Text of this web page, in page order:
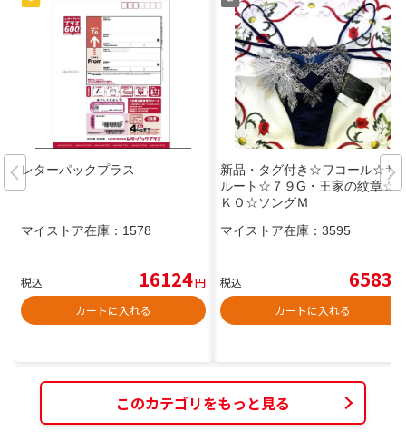
レターパックプラス
マイストア在庫： 1578
税込 16124円
カートに入れる
新品・タグ付き☆ワコール☆サ
ルート☆７９G・王家の紋章☆
ＫＯ☆ソングＭ
マイストア在庫： 3595
税込 6583
カートに入れる
このカテゴリをもっと見る